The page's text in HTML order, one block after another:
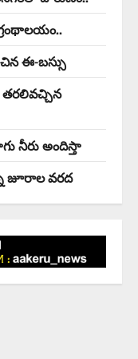
గ్రంథాలయం..
ఈ-బస్సు
త‌ర‌లివ‌చ్చిన
నీరు అందిస్తా
జూరాల వరద